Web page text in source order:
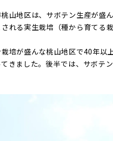
山地区は、サボテン生産が盛
れる実生栽培（種から育てる
培が盛んな桃山地区で40年以
きました。後半では、サボテ